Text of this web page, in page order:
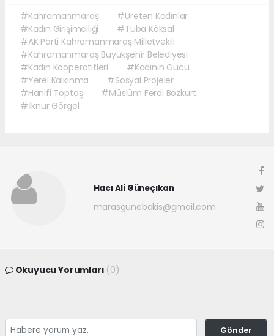
#Kahramanmaraş
#Üreten Kadınlar
#Kadın Girişimciliği
#Tuba Köksal
#AK Parti Kahramanmaraş Milletvekili
#Kahramanmaraş Büyükşehir Belediyesi
#Kadın Kooperatifleri
#Kadının Gücü
#Yerel Kalkınma
#Sosyal Projeler
#Hanifi Toptaş
#Müslüm Ferdi Bozkurt
#İlknur Görgel
Hacı Ali Güneçıkan
marasgunebakis@gmail.com
Okuyucu Yorumları (0)
Gönder